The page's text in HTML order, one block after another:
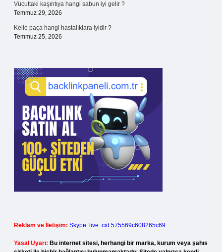
Vücuttaki kaşıntıya hangi sabun iyi gelir ?
Temmuz 29, 2026
Kelle paça hangi hastalıklara iyidir ?
Temmuz 25, 2026
Reklam ve İletişim: Skype: live:.cid.575569c608265c69
Yasal Uyarı: Bu internet sitesi, herhangi bir marka, kurum veya şahıs